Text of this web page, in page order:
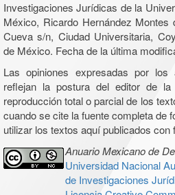
Investigaciones Jurídicas de la
México, Ricardo Hernández
Cueva s/n, Ciudad Universitaria,
de México. Fecha de la última
Las opiniones expresadas por los
reflejan la postura del editor de
reproducción total o parcial de los
cuando se cite la fuente completa de
utilizar los textos aquí publicados
Anuario Mexicano de
Universidad Nacional
de Investigaciones